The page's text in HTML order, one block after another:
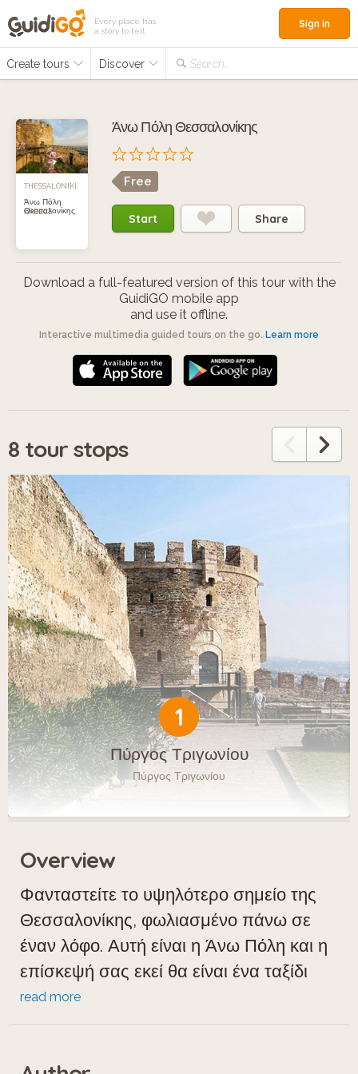
Every place has
a story to tell
Create tours Discover Search...
Sign in
THESSALONIKI,
GREECE
Άνω Πόλη
Θεσσαλονίκης
Άνω Πόλη Θεσσαλονίκης
Free
Start Share
Download a full-featured version of this tour with the
GuidiGO mobile app
and use it offline.
Interactive multimedia guided tours on the go. Learn more
8 tour stops
1
Πύργος Τριγωνίου
Πύργος Τριγωνίου
Overview
Φανταστείτε το υψηλότερο σημείο της
Θεσσαλονίκης, φωλιασμένο πάνω σε
έναν λόφο. Αυτή είναι η Άνω Πόλη και η
επίσκεψή σας εκεί θα είναι ένα ταξίδι
στον χρόνο!
Θα βρείτε:
read more